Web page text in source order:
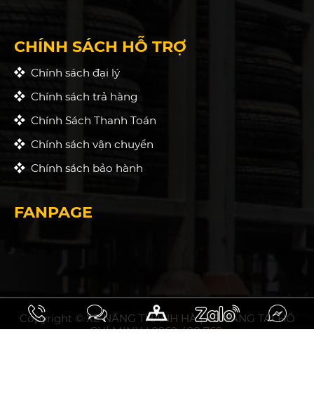
CHÍNH SÁCH HỖ TRỢ
Chính sách đại lý
Chính sách trả hàng
Chính Sách Thanh Toán
Chính sách vận chuyển
Chính sách bảo hành
FANPAGE
Copyright © XE NÂNG THANH HÀ | XE NÂNG TẠI HỒ
CHÍ MINH | 0969 498 769.